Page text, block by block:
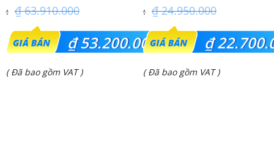
₫63.910.000
Giá
gốc
là:
₫53.200.000
Giá
( Đã bao gồm VAT )
₫24.950.000
Giá
gốc
là:
₫
Giá
( Đã bao gồm VAT )